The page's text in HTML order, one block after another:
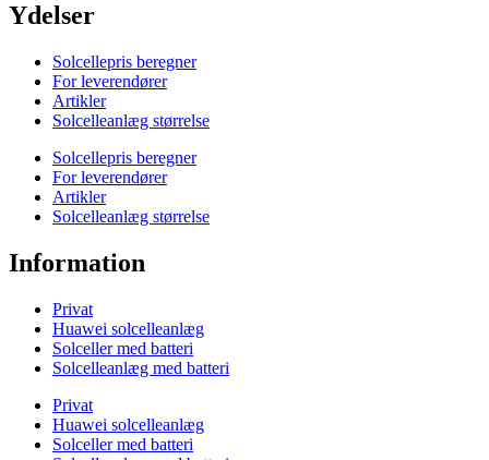
Ydelser
Solcellepris beregner
For leverendører
Artikler
Solcelleanlæg størrelse
Solcellepris beregner
For leverendører
Artikler
Solcelleanlæg størrelse
Information
Privat
Huawei solcelleanlæg
Solceller med batteri
Solcelleanlæg med batteri
Privat
Huawei solcelleanlæg
Solceller med batteri